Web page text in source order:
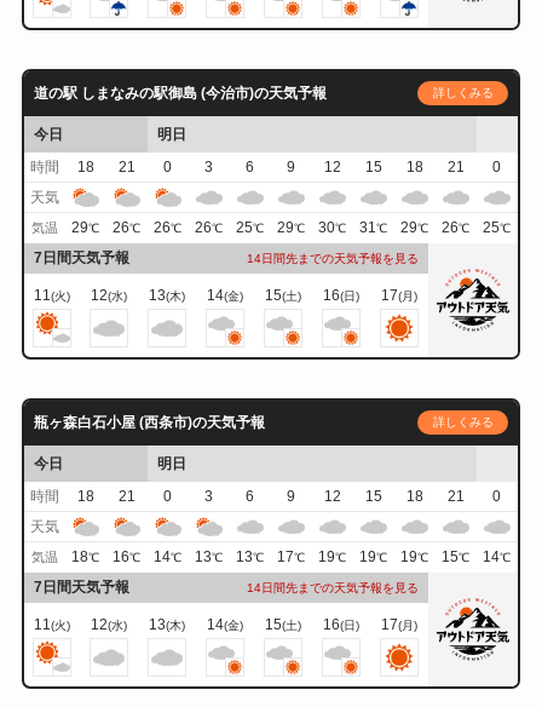
道の駅 しまなみの駅御島 (今治市)の天気予報 詳しくみる
今日
明日
時間
18 21 0 3 6 9 12 15 18 21
0
天気
気温 29℃ 26℃ 26℃ 26℃ 25℃ 29℃ 30℃ 31℃ 29℃ 26℃ 25℃
7日間天気予報 14日間先までの天気予報を見る
11(火) 12(水) 13(木) 14(金) 15(土) 16(日) 17(月)
瓶ヶ森白石小屋 (西条市)の天気予報 詳しくみる
今日
明日
時間
18 21 0 3 6 9 12 15 18 21
0
天気
気温 18℃ 16℃ 14℃ 13℃ 13℃ 17℃ 19℃ 19℃ 19℃ 15℃ 14℃
7日間天気予報 14日間先までの天気予報を見る
11(火) 12(水) 13(木) 14(金) 15(土) 16(日) 17(月)